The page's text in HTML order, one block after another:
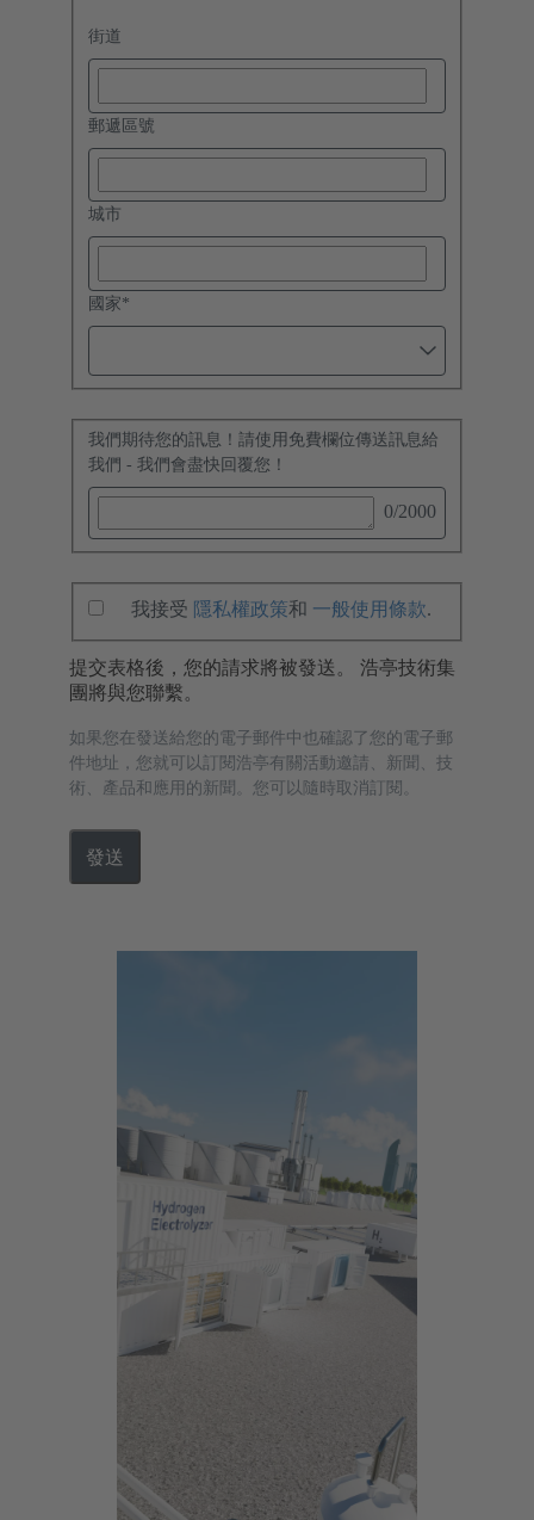
街道
郵遞區號
城市
國家*
我們期待您的訊息！請使用免費欄位傳送訊息給
我們 - 我們會盡快回覆您！
0/2000
我接受 隱私權政策和 一般使用條款.
提交表格後，您的請求將被發送。 浩亭技術集
團將與您聯繫。
如果您在發送給您的電子郵件中也確認了您的電子郵
件地址，您就可以訂閱浩亭有關活動邀請、新聞、技
術、產品和應用的新聞。您可以隨時取消訂閱。
發送